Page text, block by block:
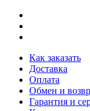
Как заказать
Доставка
Оплата
Обмен и
Гарантия и